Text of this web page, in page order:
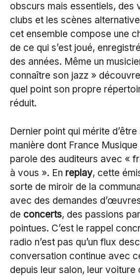
obscurs mais essentiels, des
clubs et les scènes
cet ensemble compose une
de ce qui s’est joué,
des années. Même un
connaître son jazz »
quel point son propre
réduit.
Dernier point qui mérite
manière dont France
parole des auditeurs avec «
à vous ». En replay, cette
sorte de miroir de la
avec des demandes
de concerts, des passions
pointues. C’est le rappel
radio n’est pas qu’un flux
conversation continue avec
depuis leur salon, leur voiture